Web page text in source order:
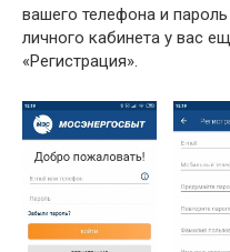
вашего телефона и
личного кабинета у вас
«Регистрация».